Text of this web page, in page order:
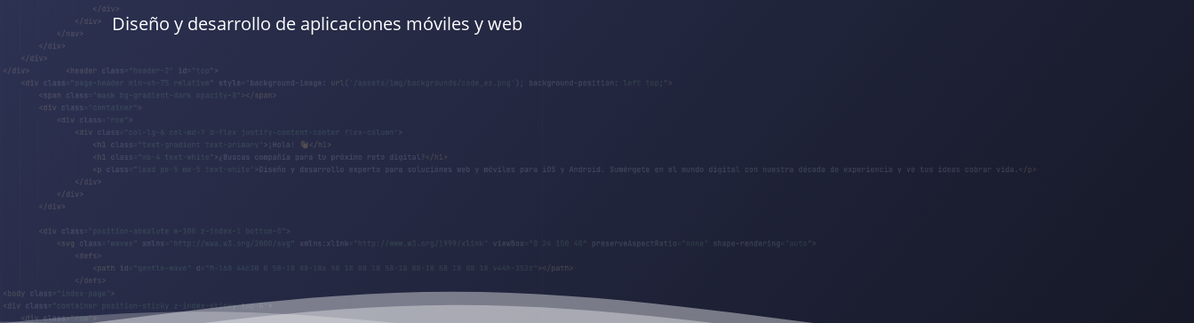
Diseño y desarrollo de aplicaciones móviles y web